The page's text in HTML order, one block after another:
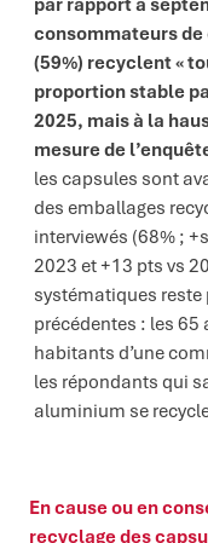
consommateurs de
(59%) recyclent «
proportion stable
2025, mais à la
mesure de
les capsules sont
des emballages
interviewés (68% ;
2023 et +13 pts vs
systématiques reste
précédentes : les
habitants d’une
les répondants qui
aluminium se
En cause ou en
recyclage des